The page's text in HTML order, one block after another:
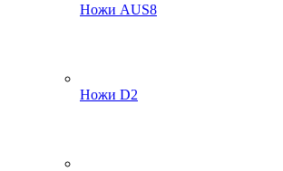
Ножи AUS8
Ножи D2